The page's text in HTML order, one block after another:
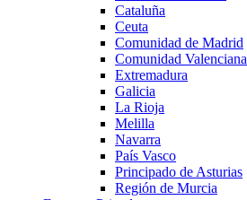
Cataluña
Ceuta
Comunidad de Madrid
Comunidad Valenciana
Extremadura
Galicia
La Rioja
Melilla
Navarra
País Vasco
Principado de Asturias
Región de Murcia